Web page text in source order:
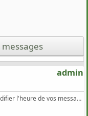
admin
Modifier l'heure de vos messages